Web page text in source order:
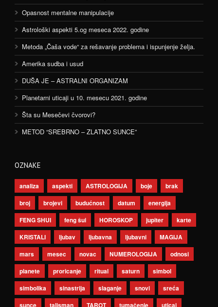
Opasnost mentalne manipulacije
Astrološki aspekti 5.og meseca 2022. godine
Metoda „Čaša vode“ za rešavanje problema i ispunjenje želja.
Amerika sudba i usud
DUŠA JE – ASTRALNI ORGANIZAM
Planetarni uticaji u 10. mesecu 2021. godine
Šta su Mesečevi čvorovi?
METOD “SREBRNO – ZLATNO SUNCE”
OZNAKE
analiza aspekti ASTROLOGIJA boje
brak
broj
brojevi budućnost datum
energija
FENG SHUI
feng šui HOROSKOP jupiter
karte
KRISTALI
ljubav ljubavna ljubavni
MAGIJA
mars
mesec novac NUMEROLOGIJA
odnosi
planete
proricanje ritual saturn
simbol
simbolika
sinastrija slaganje snovi
sreća
sunce
talisman TAROT tumačenje uticaj